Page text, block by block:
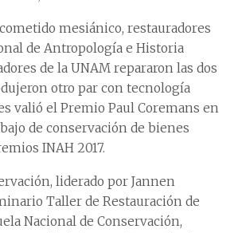
mesiánico, restauradores
de Antropología e Historia
de la UNAM repararon las dos
otro par con tecnología
valió el Premio Paul Coremans en
de conservación de bienes
INAH 2017.
liderado por Jannen
Taller de Restauración de
Nacional de Conservación,